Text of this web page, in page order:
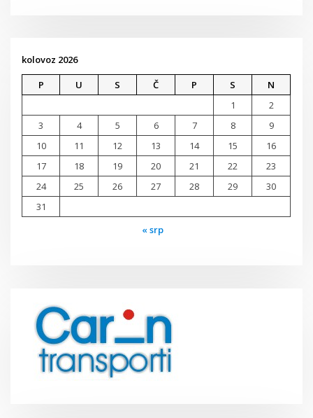
kolovoz 2026
P
U S Č P S
N
1
2
3
4 5 6 7 8
9
10
11 12 13 14 15
16
17
18 19 20 21 22
23
24
25 26 27 28 29
30
31
« srp